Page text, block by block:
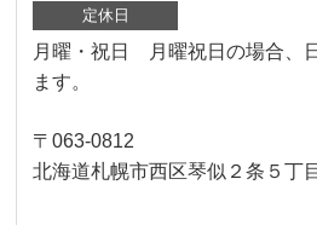
定休日
月曜・祝日 月曜祝日の場合、
ます。
〒063-0812
北海道札幌市西区琴似２条５丁